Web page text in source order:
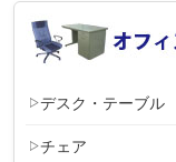
デスク・テーブル
チェア